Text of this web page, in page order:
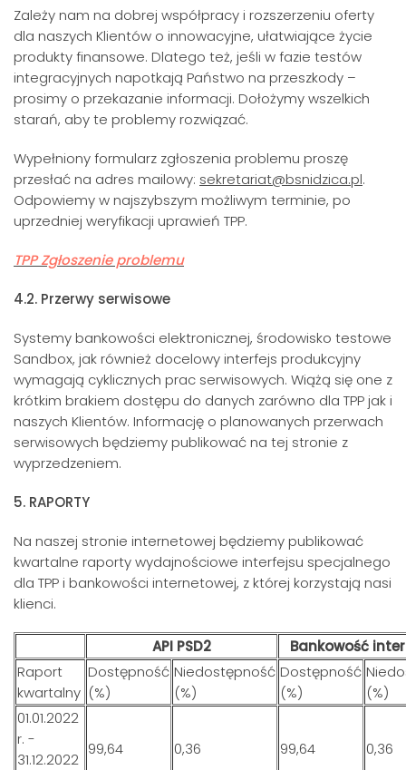
Zależy nam na dobrej współpracy i rozszerzeniu oferty
dla naszych Klientów o innowacyjne, ułatwiające życie
produkty finansowe. Dlatego też, jeśli w fazie testów
integracyjnych napotkają Państwo na przeszkody –
prosimy o przekazanie informacji. Dołożymy wszelkich
starań, aby te problemy rozwiązać.
Wypełniony formularz zgłoszenia problemu proszę
przesłać na adres mailowy: sekretariat@bsnidzica.pl.
Odpowiemy w najszybszym możliwym terminie, po
uprzedniej weryfikacji uprawień TPP.
TPP Zgłoszenie problemu
4.2. Przerwy serwisowe
Systemy bankowości elektronicznej, środowisko testowe
Sandbox, jak również docelowy interfejs produkcyjny
wymagają cyklicznych prac serwisowych. Wiążą się one z
krótkim brakiem dostępu do danych zarówno dla TPP jak i
naszych Klientów. Informację o planowanych przerwach
serwisowych będziemy publikować na tej stronie z
wyprzedzeniem.
5. RAPORTY
Na naszej stronie internetowej będziemy publikować
kwartalne raporty wydajnościowe interfejsu specjalnego
dla TPP i bankowości internetowej, z której korzystają nasi
klienci.
API PSD2
Bankowość
Raport
kwartalny
Dostępność
(%)
Niedostępność
(%)
Dostępność
(%)
(%)
01.01.2022
r. -
31.12.2022
99,64 0,36 99,64 0,36